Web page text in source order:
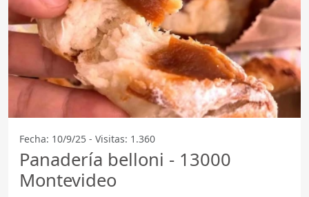
Fecha: 10/9/25 - Visitas: 1.360
Panadería belloni - 13000
Montevideo